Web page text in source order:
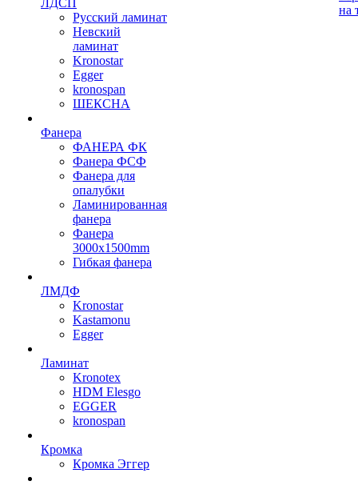
ЛДСП
Русский ламинат
Невский
ламинат
Kronostar
Egger
kronospan
ШЕКСНА
Фанера
ФАНЕРА ФК
Фанера ФСФ
Фанера для
опалубки
Ламинированная
фанера
Фанера
3000х1500mm
Гибкая фанера
ЛМДФ
Kronostar
Kastamonu
Egger
Ламинат
Kronotex
HDM Elesgo
EGGER
kronospan
Кромка
Кромка Эггер
на